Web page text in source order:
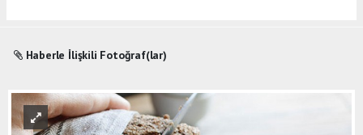
Haberle İlişkili Fotoğraf(lar)